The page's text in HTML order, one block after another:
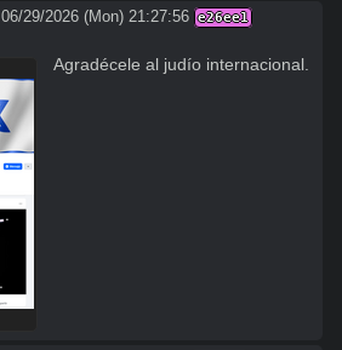
06/29/2026 (Mon) 21:27:56 e26ee1
Agradécele al judío internacional.